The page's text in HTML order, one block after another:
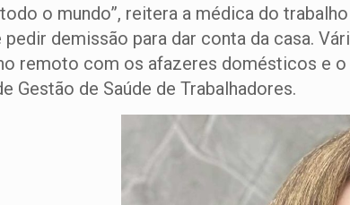
o mundo”, reitera a médica do
demissão para dar conta da casa.
remoto com os afazeres domésticos e o
Gestão de Saúde de Trabalhadores.